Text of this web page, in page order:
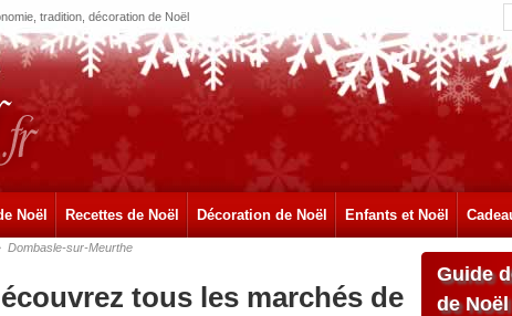
tradition, décoration de Noël
Noël Recettes de Noël Décoration de Noël Enfants et Noël
Dombasle-sur-Meurthe
tous les marchés de
Guide
de